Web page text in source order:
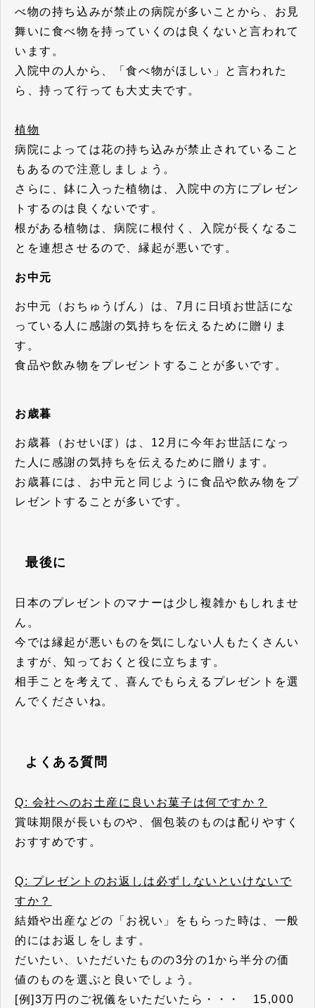
べ物の持ち込みが禁止の病院が多いことから、お見
舞いに食べ物を持っていくのは良くないと言われて
います。
入院中の人から、「食べ物がほしい」と言われた
ら、持って行っても大丈夫です。
植物
病院によっては花の持ち込みが禁止されていること
もあるので注意しましょう。
さらに、鉢に入った植物は、入院中の方にプレゼン
トするのは良くないです。
根がある植物は、病院に根付く、入院が長くなるこ
とを連想させるので、縁起が悪いです。
お中元
お中元（おちゅうげん）は、7月に日頃お世話にな
っている人に感謝の気持ちを伝えるために贈りま
す。
食品や飲み物をプレゼントすることが多いです。
お歳暮
お歳暮（おせいぼ）は、12月に今年お世話になっ
た人に感謝の気持ちを伝えるために贈ります。
お歳暮には、お中元と同じように食品や飲み物をプ
レゼントすることが多いです。
最後に
日本のプレゼントのマナーは少し複雑かもしれませ
ん。
今では縁起が悪いものを気にしない人もたくさんい
ますが、知っておくと役に立ちます。
相手ことを考えて、喜んでもらえるプレゼントを選
んでくださいね。
よくある質問
Q: 会社へのお土産に良いお菓子は何ですか？
賞味期限が長いものや、個包装のものは配りやすく
おすすめです。
Q: プレゼントのお返しは必ずしないといけないで
すか？
結婚や出産などの「お祝い」をもらった時は、一般
的にはお返しをします。
だいたい、いただいたものの3分の1から半分の価
値のものを選ぶと良いでしょう。
[例]3万円のご祝儀をいただいたら・・・ 15,000